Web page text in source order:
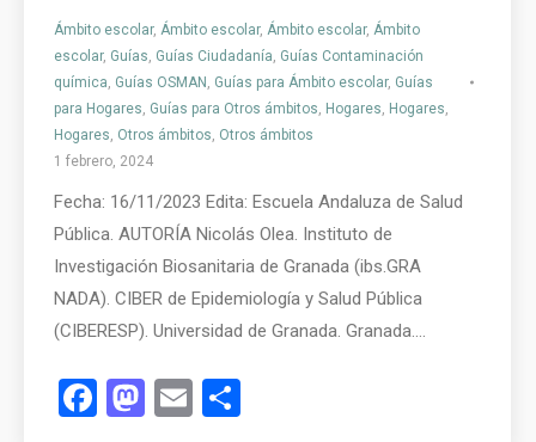
Ámbito escolar, Ámbito escolar, Ámbito escolar, Ámbito
escolar, Guías, Guías Ciudadanía, Guías Contaminación
química, Guías OSMAN, Guías para Ámbito escolar, Guías
para Hogares, Guías para Otros ámbitos, Hogares, Hogares,
Hogares, Otros ámbitos, Otros ámbitos
1 febrero, 2024
Fecha: 16/11/2023 Edita: Escuela Andaluza de Salud
Pública. AUTORÍA Nicolás Olea. Instituto de
Investigación Biosanitaria de Granada (ibs.GRA
NADA). CIBER de Epidemiología y Salud Pública
(CIBERESP). Universidad de Granada. Granada.…
Facebook
Mastodon
Email